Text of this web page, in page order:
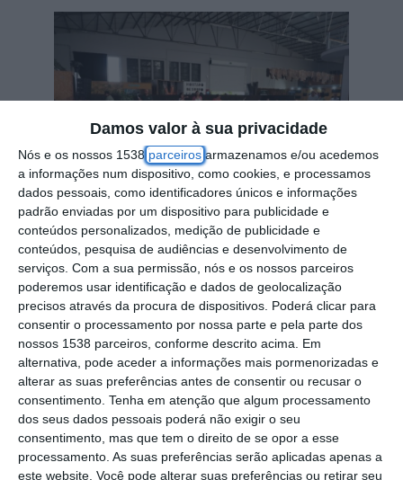
Damos valor à sua privacidade
Nós e os nossos 1538 parceiros armazenamos e/ou acedemos
a informações num dispositivo, como cookies, e processamos
dados pessoais, como identificadores únicos e informações
padrão enviadas por um dispositivo para publicidade e
conteúdos personalizados, medição de publicidade e
conteúdos, pesquisa de audiências e desenvolvimento de
serviços. Com a sua permissão, nós e os nossos parceiros
poderemos usar identificação e dados de geolocalização
precisos através da procura de dispositivos. Poderá clicar para
consentir o processamento por nossa parte e pela parte dos
nossos 1538 parceiros, conforme descrito acima. Em
alternativa, pode aceder a informações mais pormenorizadas e
alterar as suas preferências antes de consentir ou recusar o
consentimento. Tenha em atenção que algum processamento
dos seus dados pessoais poderá não exigir o seu
consentimento, mas que tem o direito de se opor a esse
processamento. As suas preferências serão aplicadas apenas a
este website. Você pode alterar suas preferências ou retirar seu